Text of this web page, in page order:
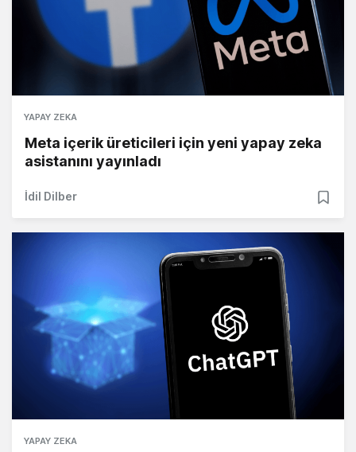
YAPAY ZEKA
Meta içerik üreticileri için yeni yapay zeka
asistanını yayınladı
İdil Dilber
YAPAY ZEKA